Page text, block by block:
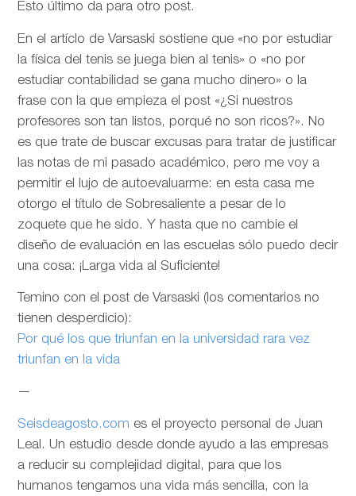
Esto último da para otro post.
En el artíclo deVarsaski sostiene que «no por estudiar
la física del tenis se juega bien al tenis» o «no por
estudiar contabilidad se gana mucho dinero» o la
frase con la que empieza el post «¿Si nuestros
profesores son tan listos, porqué no son ricos?». No
es que trate de buscar excusas para tratar de justificar
las notas de mi pasado académico, pero me voy a
permitir el lujo de autoevaluarme: en esta casa me
otorgo el título de Sobresaliente a pesar de lo
zoquete que he sido. Y hasta que no cambie el
diseño de evaluación en las escuelas sólo puedo decir
una cosa: ¡Larga vida al Suficiente!
Temino con el post de Varsaski (los comentarios no
tienen desperdicio):
Por qué los que triunfan en la universidad rara vez
triunfan en la vida
—
Seisdeagosto.com es el proyecto personal de Juan
Leal. Un estudio desde donde ayudo a las empresas
a reducir su complejidad digital, para que los
humanos tengamos una vida más sencilla, con la